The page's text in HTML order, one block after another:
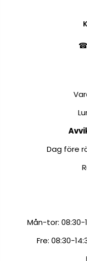
☎
Dag före
Mån-tor: 08:30-
Fre: 08:30-